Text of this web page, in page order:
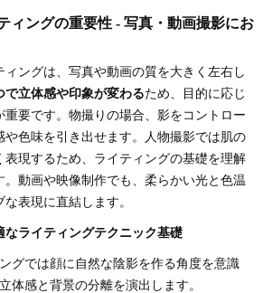
ィングの重要性 - 写真・動画撮影にお
ィングは、写真や動画の質を大きく左右し
で立体感や印象が変わるため、目的に応じ
重要です。物撮りの場合、影をコントロー
や色味を引き出せます。人物撮影では肌の
表現するため、ライティングの基礎を理解
動画や映像制作でも、柔らかい光と色温
表現に直結します。
なライティングテクニック基礎
グでは顔に自然な陰影を作る角度を意識
体感と背景の分離を演出します。